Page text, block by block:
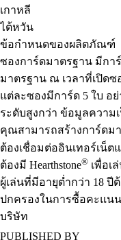
เกาหลี
ไต้หวัน
ข้อกำหนดของผลิตภัณฑ์
ซองการ์ดมาตรฐาน มีกา
มาตรฐาน ณ เวลาที่เปิดซ
แต่ละซองมีการ์ด 5 ใบ อ
ระดับสูงกว่า ข้อมูลความ
คุณสามารถสร้างการ์ดม
ต้องเชื่อมต่ออินเทอร์เน็ต
ต้องมี Hearthstone® เพื่อเ
ผู้เล่นที่มีอายุต่ำกว่า 18
ปกครองในการซื้อคะแน
บริษัท
PUBLISHED BY